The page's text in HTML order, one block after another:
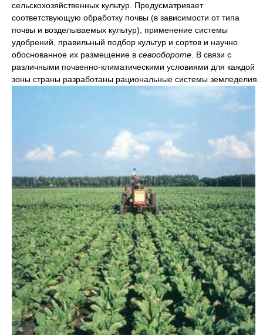
сельскохозяйственных культур. Предусматривает
соответствующую обработку почвы (в зависимости от типа
почвы и возделываемых культур), применение системы
удобрений, правильный подбор культур и сортов и научно
обоснованное их размещение в севообороте . В связи с
различными почвенно-климатическими условиями для каждой
зоны страны разработаны рациональные системы земледелия.